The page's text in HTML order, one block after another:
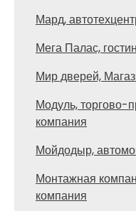
Мард,
Мега Палас,
Мир дверей,
Модуль, торгово-
компания
Мойдодыр,
Монтажная
компания